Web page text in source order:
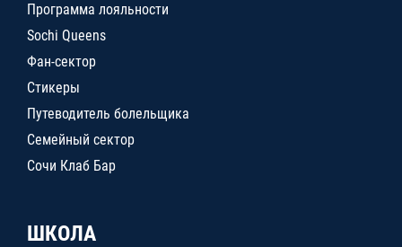
Программа лояльности
Sochi Queens
Фан-сектор
Стикеры
Путеводитель болельщика
Семейный сектор
Сочи Клаб Бар
ШКОЛА